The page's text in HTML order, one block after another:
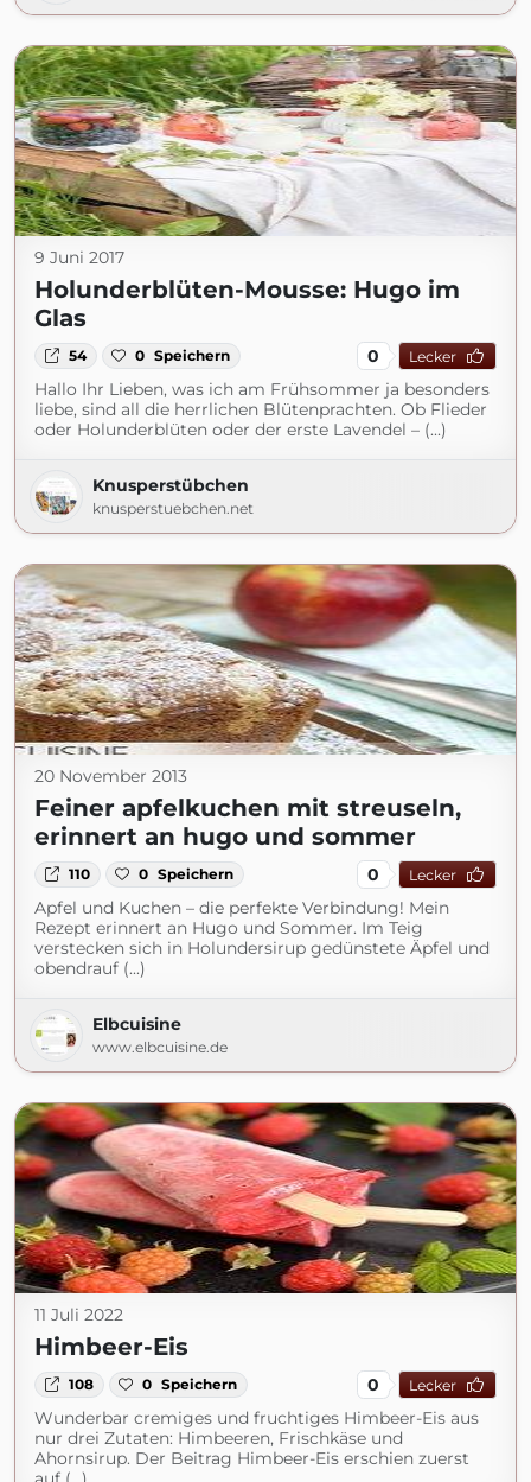
9 Juni 2017
Holunderblüten-Mousse: Hugo im
Glas
54 0 Speichern 0 Lecker
Hallo Ihr Lieben, was ich am Frühsommer ja besonders
liebe, sind all die herrlichen Blütenprachten. Ob Flieder
oder Holunderblüten oder der erste Lavendel – (...)
Knusperstübchen
knusperstuebchen.net
20 November 2013
Feiner apfelkuchen mit streuseln,
erinnert an hugo und sommer
110 0 Speichern 0 Lecker
Apfel und Kuchen – die perfekte Verbindung! Mein
Rezept erinnert an Hugo und Sommer. Im Teig
verstecken sich in Holundersirup gedünstete Äpfel und
obendrauf (...)
Elbcuisine
www.elbcuisine.de
11 Juli 2022
Himbeer-Eis
108 0 Speichern 0 Lecker
Wunderbar cremiges und fruchtiges Himbeer-Eis aus
nur drei Zutaten: Himbeeren, Frischkäse und
Ahornsirup. Der Beitrag Himbeer-Eis erschien zuerst